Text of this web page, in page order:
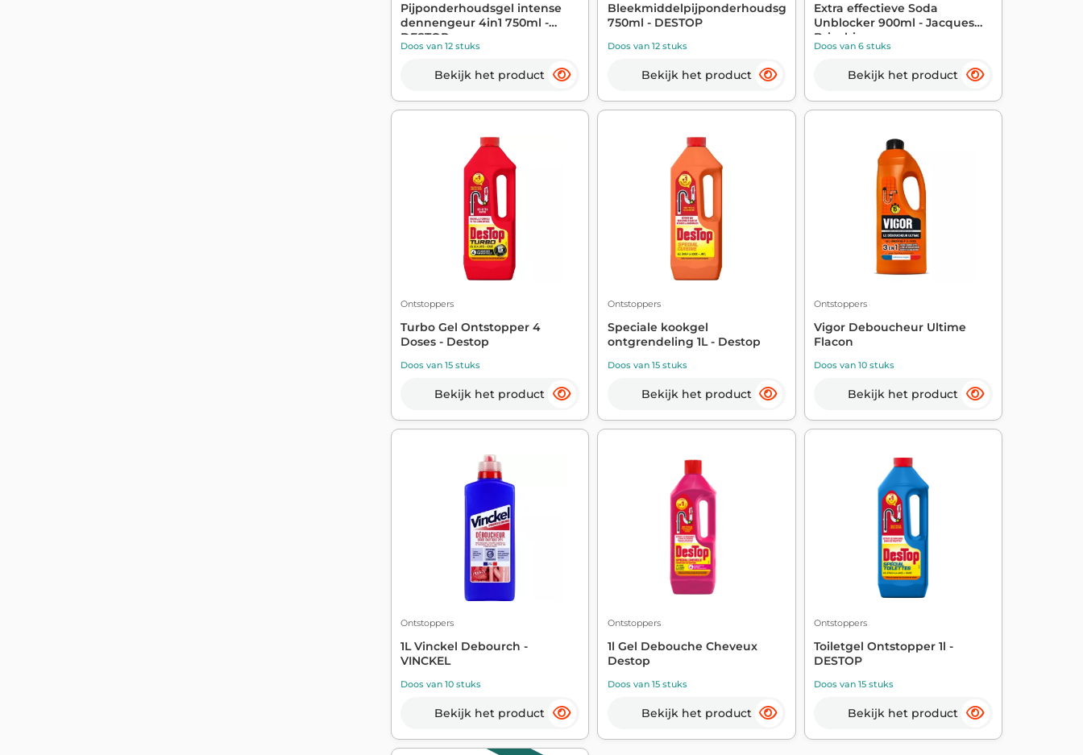
Pijponderhoudsgel intense
dennengeur 4in1 750ml -
DESTOP
Doos van 12 stuks
Bekijk het product
Bleekmiddelpijponderhoudsgel
750ml - DESTOP
Doos van 12 stuks
Bekijk het product
Extra effectieve Soda
Unblocker 900ml - Jacques
Briochin
Doos van 6 stuks
Bekijk het product
Ontstoppers
Turbo Gel Ontstopper 4
Doses - Destop
Doos van 15 stuks
Bekijk het product
Ontstoppers
Speciale kookgel
ontgrendeling 1L - Destop
Doos van 15 stuks
Bekijk het product
Ontstoppers
Vigor Deboucheur Ultime
Flacon
Doos van 10 stuks
Bekijk het product
Ontstoppers
1L Vinckel Debourch -
VINCKEL
Doos van 10 stuks
Bekijk het product
Ontstoppers
1l Gel Debouche Cheveux
Destop
Doos van 15 stuks
Bekijk het product
Ontstoppers
Toiletgel Ontstopper 1l -
DESTOP
Doos van 15 stuks
Bekijk het product